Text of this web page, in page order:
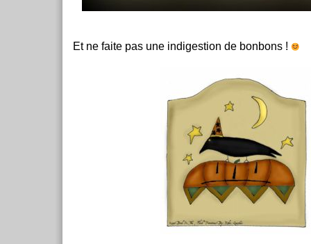
Et ne faite pas une indigestion de bonbons !